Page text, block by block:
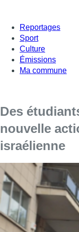
Reportages
Sport
Culture
Émissions
Ma commune
Des
nouvelle
israélienne